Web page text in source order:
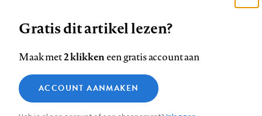
op
Facebook
op
LinkedIn
op
Bluesky
ons
op
InstagramYouTube
Footer
Contact Colofon Disclaimer Privacy
Medische vragen verdienen
betrouwbare antwoorden
Zie onze cookie policy
Analytische cookies
Gratis dit artikel lezen?
Maak met2 klikkeneen gratis account aan
ACCOUNT AANMAKEN